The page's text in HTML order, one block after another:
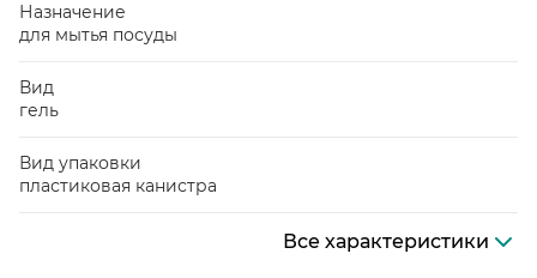
Назначение
для мытья посуды
Вид
гель
Вид упаковки
пластиковая канистра
Все характеристики